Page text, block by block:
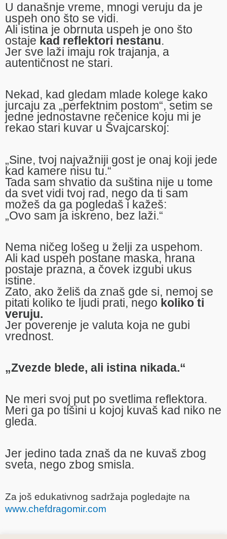
U današnje vreme, mnogi veruju da je
uspeh ono što se vidi.
Ali istina je obrnuta uspeh je ono što
ostaje kad reflektori nestanu.
Jer sve laži imaju rok trajanja, a
autentičnost ne stari.
Nekad, kad gledam mlade kolege kako
jurcaju za „perfektnim postom“, setim se
jedne jednostavne rečenice koju mi je
rekao stari kuvar u Švajcarskoj:
„Sine, tvoj najvažniji gost je onaj koji jede
kad kamere nisu tu.“
Tada sam shvatio da suština nije u tome
da svet vidi tvoj rad, nego da ti sam
možeš da ga pogledaš i kažeš:
„Ovo sam ja iskreno, bez laži.“
Nema ničeg lošeg u želji za uspehom.
Ali kad uspeh postane maska, hrana
postaje prazna, a čovek izgubi ukus
istine.
Zato, ako želiš da znaš gde si, nemoj se
pitati koliko te ljudi prati, nego koliko ti
veruju.
Jer poverenje je valuta koja ne gubi
vrednost.
„Zvezde blede, ali istina nikada.“
Ne meri svoj put po svetlima reflektora.
Meri ga po tišini u kojoj kuvaš kad niko ne
gleda.
Jer jedino tada znaš da ne kuvaš zbog
sveta, nego zbog smisla.
Za još edukativnog sadržaja pogledajte na
www.chefdragomir.com